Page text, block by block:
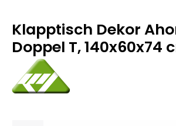
Klapptisch Dekor
Doppel T, 140x60x74